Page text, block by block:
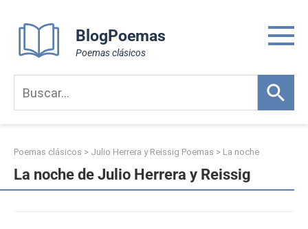
content
BlogPoemas
Poemas clásicos
Poemas clásicos > Julio Herrera y Reissig Poemas > La noche
La noche de Julio Herrera y Reissig